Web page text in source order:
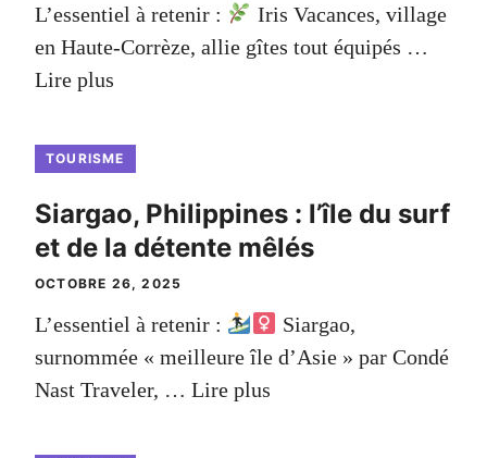
L’essentiel à retenir :
Iris Vacances, village
en Haute-Corrèze, allie gîtes tout équipés …
Lire plus
TOURISME
Siargao, Philippines : l’île du surf
et de la détente mêlés
OCTOBRE 26, 2025
L’essentiel à retenir :
Siargao,
surnommée « meilleure île d’Asie » par Condé
Nast Traveler, … Lire plus